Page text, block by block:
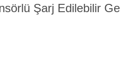
Şarj Edilebilir